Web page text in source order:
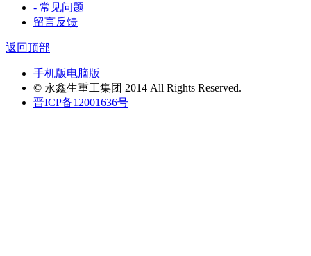
- 常见问题
留言反馈
返回顶部
手机版电脑版
© 永鑫生重工集团 2014 All Rights Reserved.
晋ICP备12001636号